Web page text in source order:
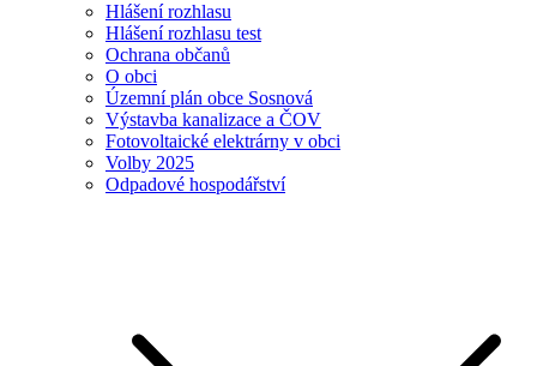
Hlášení rozhlasu
Hlášení rozhlasu test
Ochrana občanů
O obci
Územní plán obce Sosnová
Výstavba kanalizace a ČOV
Fotovoltaické elektrárny v obci
Volby 2025
Odpadové hospodářství